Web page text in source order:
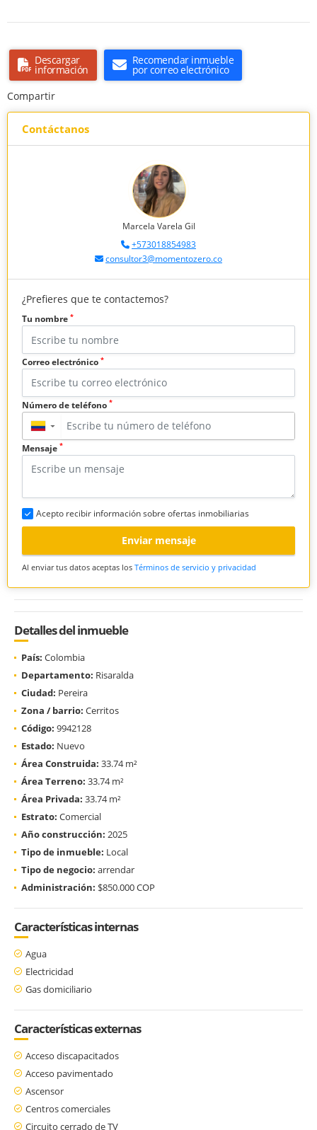
Descargar
información
Recomendar inmueble
por correo electrónico
Compartir
Contáctanos
Marcela Varela Gil
+573018854983
consultor3@momentozero.co
¿Prefieres que te contactemos?
Tu nombre *
Correo electrónico *
Número de teléfono *
▼
Mensaje *
Acepto recibir información sobre ofertas inmobiliarias
Enviar mensaje
Al enviar tus datos aceptas los Términos de servicio y privacidad
Detalles del inmueble
País: Colombia
Departamento: Risaralda
Ciudad: Pereira
Zona / barrio: Cerritos
Código: 9942128
Estado: Nuevo
Área Construida: 33.74 m²
Área Terreno: 33.74 m²
Área Privada: 33.74 m²
Estrato: Comercial
Año construcción: 2025
Tipo de inmueble: Local
Tipo de negocio: arrendar
Administración: $850.000 COP
Características internas
Agua
Electricidad
Gas domiciliario
Características externas
Acceso discapacitados
Acceso pavimentado
Ascensor
Centros comerciales
Circuito cerrado de TV